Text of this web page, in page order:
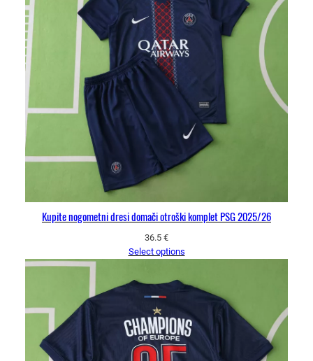
Kupite nogometni dresi domači otroški komplet PSG 2025/26
36.5 €
Select options